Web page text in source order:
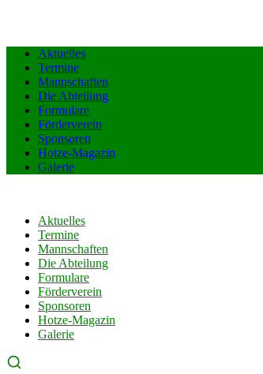
Aktuelles
Termine
Mannschaften
Die Abteilung
Formulare
Förderverein
Sponsoren
Hotze-Magazin
Galerie
Aktuelles
Termine
Mannschaften
Die Abteilung
Formulare
Förderverein
Sponsoren
Hotze-Magazin
Galerie